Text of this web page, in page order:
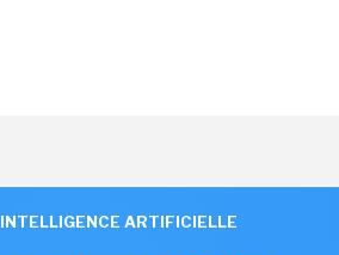
INTELLIGENCE ARTIFICIELLE